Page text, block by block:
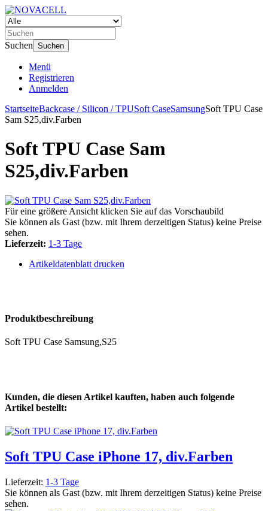
Suchen Suchen
Menü
Registrieren
Anmelden
StartseiteBackcase / Silicon / TPUSoft CaseSamsungSoft TPU Case
Sam S25,div.Farben
Soft TPU Case Sam
S25,div.Farben
Für eine größere Ansicht klicken Sie auf das Vorschaubild
Sie können als Gast (bzw. mit Ihrem derzeitigen Status) keine Preise
sehen.
Lieferzeit: 1-3 Tage
Artikeldatenblatt drucken
Produktbeschreibung
Soft TPU Case Samsung,S25
Kunden, die diesen Artikel kauften, haben auch folgende
Artikel bestellt:
Soft TPU Case iPhone 17, div.Farben
Lieferzeit: 1-3 Tage
Sie können als Gast (bzw. mit Ihrem derzeitigen Status) keine Preise
sehen.